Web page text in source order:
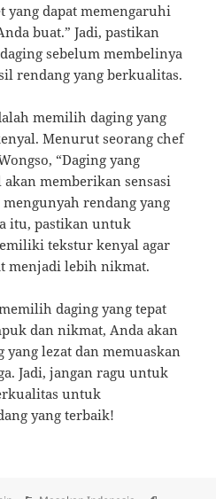
yang dapat memengaruhi
buat.” Jadi, pastikan
sebelum membelinya
rendang yang berkualitas.
memilih daging yang
Menurut seorang chef
“Daging yang
memberikan sensasi
mengunyah rendang yang
itu, pastikan untuk
tekstur kenyal agar
menjadi lebih nikmat.
daging yang tepat
dan nikmat, Anda akan
yang lezat dan memuaskan
Jadi, jangan ragu untuk
untuk
yang terbaik!